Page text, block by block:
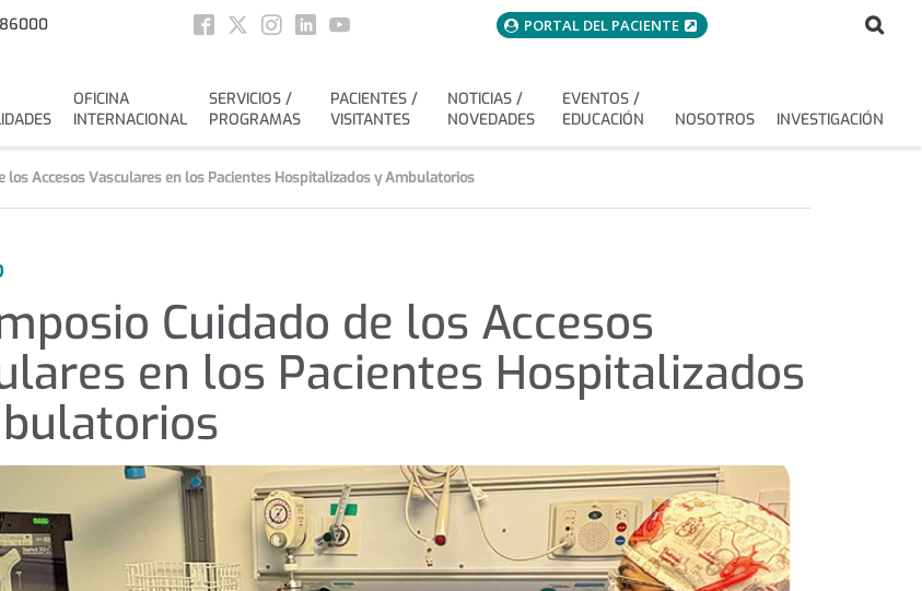
Social
menuAcceso
PORTAL DEL PACIENTE
Buscar
OFICINA
INTERNACIONAL
SERVICIOS /
PROGRAMAS
PACIENTES /
VISITANTES
NOTICIAS /
NOVEDADES
EVENTOS /
EDUCACIÓN
NOSOTROS INVESTIGACIÓN
los Accesos Vasculares en los Pacientes Hospitalizados y Ambulatorios
Cuidado de los Accesos
en los Pacientes Hospitalizados